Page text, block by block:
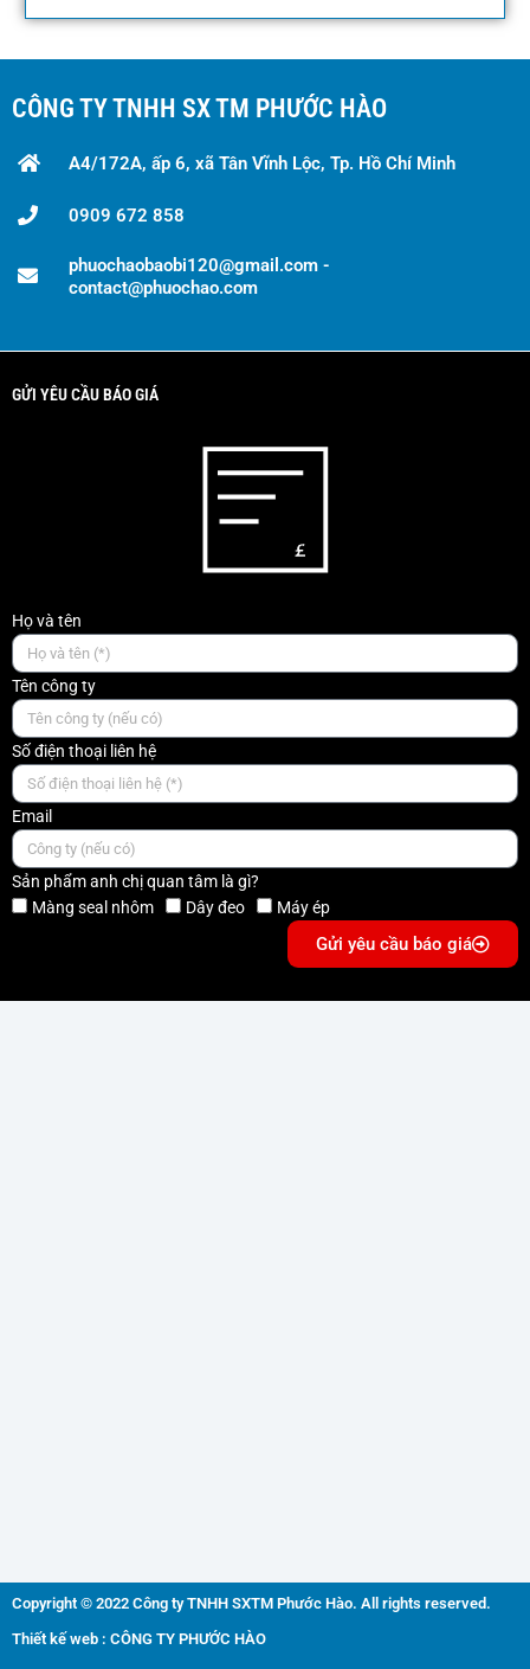
CÔNG TY TNHH SX TM PHƯỚC HÀO
A4/172A, ấp 6, xã Tân Vĩnh Lộc, Tp. Hồ Chí Minh
0909 672 858
phuochaobaobi120@gmail.com -
contact@phuochao.com
GỬI YÊU CẦU BÁO GIÁ
Họ và tên
Tên công ty
Số điện thoại liên hệ
Email
Sản phẩm anh chị quan tâm là gì?
Màng seal nhôm
Dây đeo Máy ép
Gửi yêu cầu báo giá
Copyright © 2022 Công ty TNHH SXTM Phước Hào. All rights reserved.
Thiết kế web : CÔNG TY PHƯỚC HÀO